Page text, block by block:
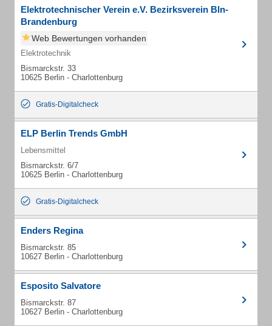
Elektrotechnischer Verein e.V. Bezirksverein Bln-
Brandenburg
Web Bewertungen vorhanden
Elektrotechnik
Bismarckstr. 33
10625 Berlin - Charlottenburg
Gratis-Digitalcheck
ELP Berlin Trends GmbH
Lebensmittel
Bismarckstr. 6/7
10625 Berlin - Charlottenburg
Gratis-Digitalcheck
Enders Regina
Bismarckstr. 85
10627 Berlin - Charlottenburg
Esposito Salvatore
Bismarckstr. 87
10627 Berlin - Charlottenburg